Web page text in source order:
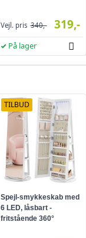
Vejl. pris 340,- 319,-
På lager
TILBUD
Spejl-smykkeskab med
6 LED, låsbart -
fritstående 360°